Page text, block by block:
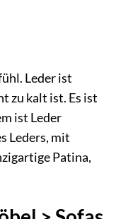
Leder ist
zu kalt ist. Es ist
ist Leder
Leders, mit
Patina,